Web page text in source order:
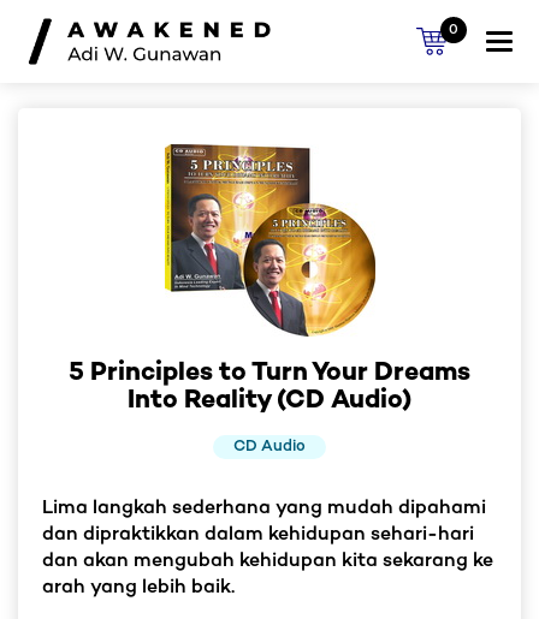
0
5 Principles to Turn Your Dreams
Into Reality (CD Audio)
CD Audio
Lima langkah sederhana yang mudah dipahami
dan dipraktikkan dalam kehidupan sehari-hari
dan akan mengubah kehidupan kita sekarang ke
arah yang lebih baik.